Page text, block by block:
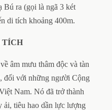
Bú ra (gọi là ngã 3 két
di tích khoảng 400m.
TÍCH
âm mưu thâm độc và tàn
đối với những người Cộng
Nam. Nó đã trở thành
ải, tiêu hao dần lực lượng